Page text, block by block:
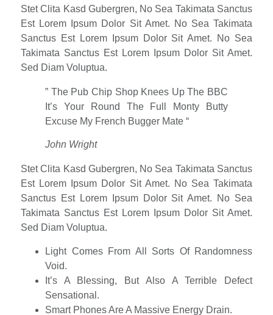
Stet Clita Kasd Gubergren, No Sea Takimata Sanctus
Est Lorem Ipsum Dolor Sit Amet. No Sea Takimata
Sanctus Est Lorem Ipsum Dolor Sit Amet. No Sea
Takimata Sanctus Est Lorem Ipsum Dolor Sit Amet.
Sed Diam Voluptua.
” The Pub Chip Shop Knees Up The BBC
It’s Your Round The Full Monty Butty
Excuse My French Bugger Mate “
John Wright
Stet Clita Kasd Gubergren, No Sea Takimata Sanctus
Est Lorem Ipsum Dolor Sit Amet. No Sea Takimata
Sanctus Est Lorem Ipsum Dolor Sit Amet. No Sea
Takimata Sanctus Est Lorem Ipsum Dolor Sit Amet.
Sed Diam Voluptua.
Light Comes From All Sorts Of Randomness
Void.
It’s A Blessing, But Also A Terrible Defect
Sensational.
Smart Phones Are A Massive Energy Drain.